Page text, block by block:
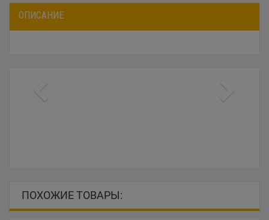
ОПИСАНИЕ
ПОХОЖИЕ ТОВАРЫ: